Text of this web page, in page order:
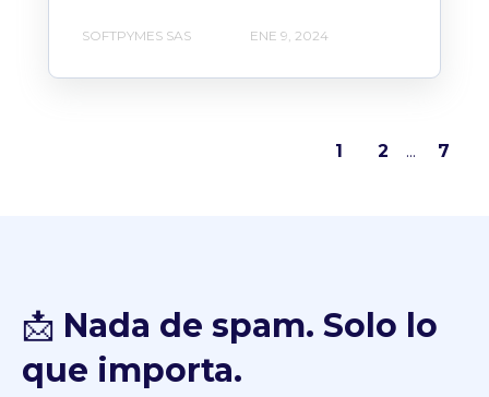
SOFTPYMES SAS ENE 9, 2024
1 2 ... 7
📩 Nada de spam. Solo lo
que importa.